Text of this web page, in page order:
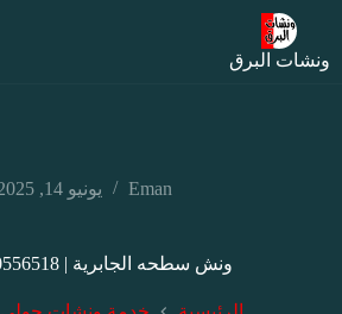
ونشات البرق
Eman يونيو 14, 2025
ونش سطحه الجابرية | 50556518